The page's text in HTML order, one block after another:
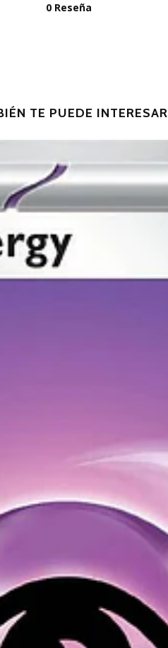
0 Reseña
TE PUEDE INTERESAR